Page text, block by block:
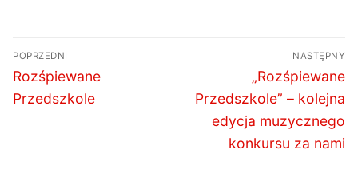
Nawigacja
wpisu
POPRZEDNI
Poprzedni
wpis:
Rozśpiewane
Przedszkole
NASTĘPNY
Następny
wpis:
„Rozśpiewane
Przedszkole” – kolejna
edycja muzycznego
konkursu za nami